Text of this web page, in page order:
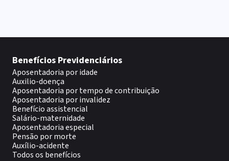
Benefícios Previdenciários
Aposentadoria por idade
Auxilio-doença
Aposentadoria por tempo de contribuição
Aposentadoria por invalidez
Benefício assistencial
Salário-maternidade
Aposentadoria especial
Pensão por morte
Auxílio-acidente
Todos os benefícios